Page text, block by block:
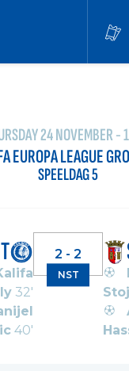
24 NOVEMBER -
EUROPA LEAGUE
SPEELDAG 5
32'
40'
2 - 2
NST